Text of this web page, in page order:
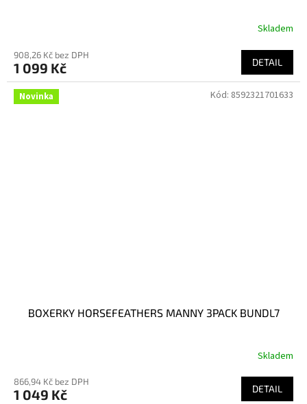
Skladem
908,26 Kč bez DPH
1 099 Kč DETAIL
Novinka
BOXERKY HORSEFEATHERS MANNY 3PACK BUNDL7
Skladem
866,94 Kč bez DPH
1 049 Kč DETAIL
Kód: 8592321701633